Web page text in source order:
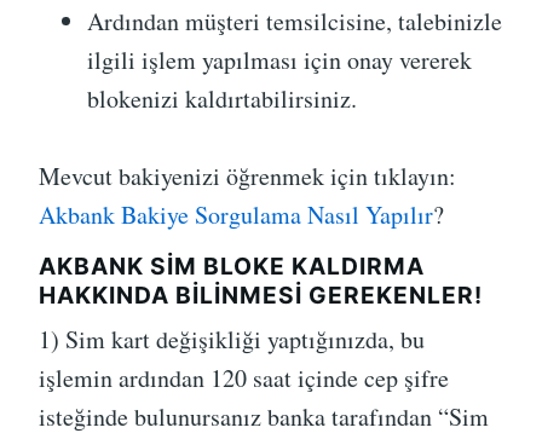
Ardından müşteri temsilcisine, talebinizle
ilgili işlem yapılması için onay vererek
blokenizi kaldırtabilirsiniz.
Mevcut bakiyenizi öğrenmek için tıklayın:
Akbank Bakiye Sorgulama Nasıl Yapılır?
AKBANK SIM BLOKE KALDIRMA
HAKKINDA BILINMESI GEREKENLER!
1) Sim kart değişikliği yaptığınızda, bu
işlemin ardından 120 saat içinde cep şifre
isteğinde bulunursanız banka tarafından “Sim